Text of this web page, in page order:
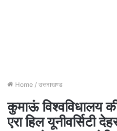
Home / उत्तराखण्ड
कुमाऊं विश्वविधालय
एरा हिल यूनीवर्सिटी